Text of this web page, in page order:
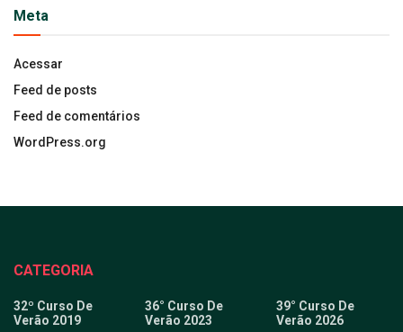
Meta
Acessar
Feed de posts
Feed de comentários
WordPress.org
CATEGORIA
32º Curso De
Verão 2019
36° Curso De
Verão 2023
39° Curso De
Verão 2026